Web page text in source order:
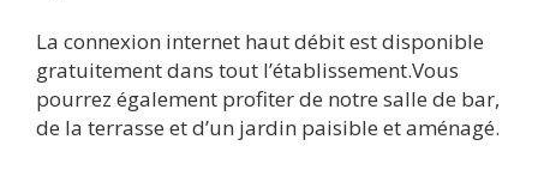
La connexion internet haut débit est disponible
gratuitement dans tout l’établissement.Vous
pourrez également profiter de notre salle de bar,
de la terrasse et d’un jardin paisible et aménagé.